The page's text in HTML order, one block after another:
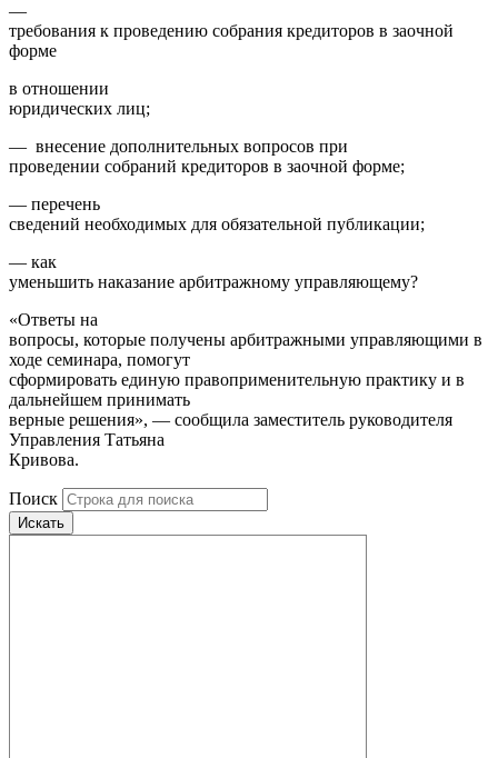
—
требования к проведению собрания кредиторов в заочной
форме
в отношении
юридических лиц;
— внесение дополнительных вопросов при
проведении собраний кредиторов в заочной форме;
— перечень
сведений необходимых для обязательной публикации;
— как
уменьшить наказание арбитражному управляющему?
«Ответы на
вопросы, которые получены арбитражными управляющими в
ходе семинара, помогут
сформировать единую правоприменительную практику и в
дальнейшем принимать
верные решения», — сообщила заместитель руководителя
Управления Татьяна
Кривова.
Поиск
Искать